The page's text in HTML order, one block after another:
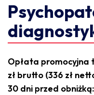
Opłata promocyjna
zł brutto (336 zł
30 dni przed